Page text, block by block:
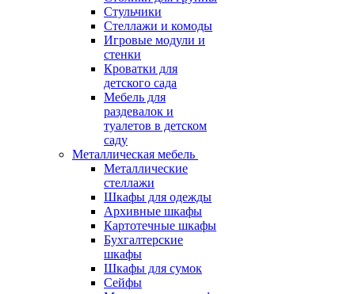
Стульчики
Стеллажи и комоды
Игровые модули и
стенки
Кроватки для
детского сада
Мебель для
раздевалок и
туалетов в детском
саду
Металлическая мебель
Металлические
стеллажи
Шкафы для одежды
Архивные шкафы
Картотечные шкафы
Бухгалтерские
шкафы
Шкафы для сумок
Сейфы